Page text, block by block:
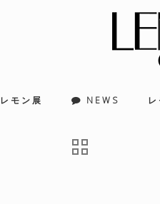
レモン展 NEWS